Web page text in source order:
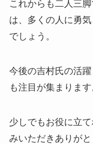
これからも二人三
は、多くの人に勇
でしょう。
今後の吉村氏の活
も注目が集まります
少しでもお役に立
みいただきありがと